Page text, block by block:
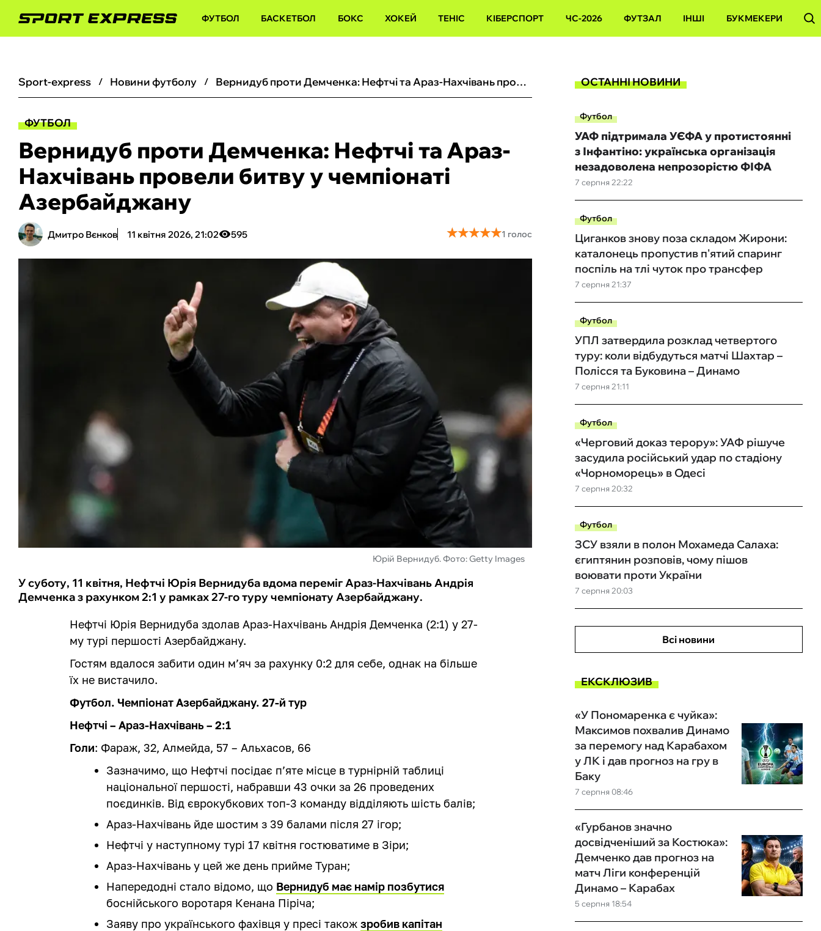
ФУТБОЛ БАСКЕТБОЛ БОКС ХОКЕЙ ТЕНІС КІБЕРСПОРТ ЧС-2026 ФУТЗАЛ ІНШІ БУКМЕКЕРИ
sport-express новини футболу Вернидуб проти Демченка: Нефтчі та Араз-Нахчівань провели битву у чемпіонаті Азербайджану
ФУТБОЛ
Вернидуб проти Демченка: Нефтчі та Араз-
Нахчівань провели битву у чемпіонаті
Азербайджану
Дмитро Вєнков 11 квітня 2026, 21:02 595 ★★★★★
★★★★★1 голос
Юрій Вернидуб. Фото: Getty Images
У суботу, 11 квітня, Нефтчі Юрія Вернидуба вдома переміг Араз-Нахчівань Андрія
Демченка з рахунком 2:1 у рамках 27-го туру чемпіонату Азербайджану.
Нефтчі Юрія Вернидуба здолав Араз-Нахчівань Андрія Демченка (2:1) у 27-
му турі першості Азербайджану.
Гостям вдалося забити один м’яч за рахунку 0:2 для себе, однак на більше
їх не вистачило.
Футбол. Чемпіонат Азербайджану. 27-й тур
Нефтчі – Араз-Нахчівань – 2:1
Голи: Фараж, 32, Алмейда, 57 – Альхасов, 66
Зазначимо, що Нефтчі посідає п’яте місце в турнірній таблиці
національної першості, набравши 43 очки за 26 проведених
поєдинків. Від єврокубкових топ-3 команду відділяють шість балів;
Араз-Нахчівань йде шостим з 39 балами після 27 ігор;
Нефтчі у наступному турі 17 квітня гостюватиме в Зіри;
Араз-Нахчівань у цей же день прийме Туран;
Напередодні стало відомо, що Вернидуб має намір позбутися
боснійського воротаря Кенана Піріча;
Заяву про українського фахівця у пресі такожзробив капітан
ОСТАННІ НОВИНИ
Футбол
7 серпня 22:22
УАФ підтримала УЄФА у протистоянні
з Інфантіно: українська організація
незадоволена непрозорістю ФІФА
Футбол
7 серпня 21:37
Циганков знову поза складом Жирони:
каталонець пропустив п'ятий спаринг
поспіль на тлі чуток про трансфер
Футбол
7 серпня 21:11
УПЛ затвердила розклад четвертого
туру: коли відбудуться матчі Шахтар –
Полісся та Буковина – Динамо
Футбол
7 серпня 20:32
«Черговий доказ терору»: УАФ рішуче
засудила російський удар по стадіону
«Чорноморець» в Одесі
Футбол
7 серпня 20:03
ЗСУ взяли в полон Мохамеда Салаха:
єгиптянин розповів, чому пішов
воювати проти України
Всі новини
ЕКСКЛЮЗИВ
7 серпня 08:46
«У Пономаренка є чуйка»:
Максимов похвалив Динамо
за перемогу над Карабахом
у ЛК і дав прогноз на гру в
Баку
5 серпня 18:54
«Гурбанов значно
досвідченіший за Костюка»:
Демченко дав прогноз на
матч Ліги конференцій
Динамо – Карабах